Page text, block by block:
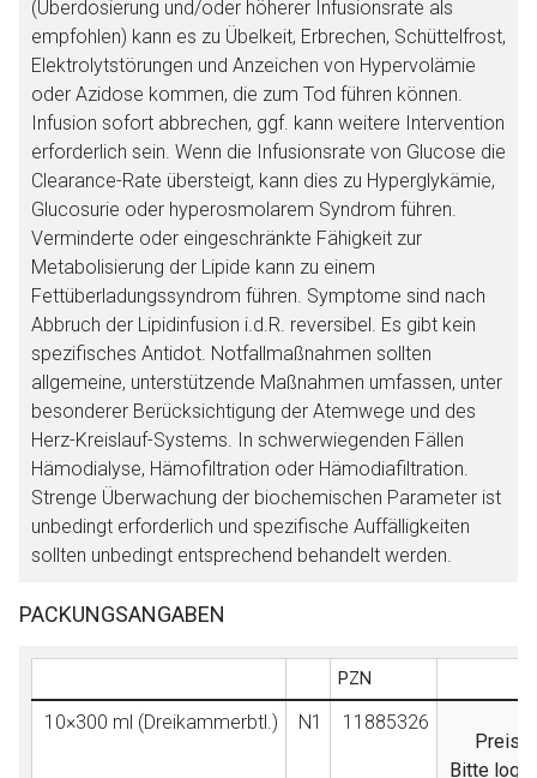
(Überdosierung und/oder höherer Infusionsrate als
empfohlen) kann es zu Übelkeit, Erbrechen, Schüttelfrost,
Elektrolytstörungen und Anzeichen von Hypervolämie
oder Azidose kommen, die zum Tod führen können.
Infusion sofort abbrechen, ggf. kann weitere Intervention
erforderlich sein. Wenn die Infusionsrate von Glucose die
Clearance-Rate übersteigt, kann dies zu Hyperglykämie,
Glucosurie oder hyperosmolarem Syndrom führen.
Verminderte oder eingeschränkte Fähigkeit zur
Metabolisierung der Lipide kann zu einem
Fettüberladungssyndrom führen. Symptome sind nach
Abbruch der Lipidinfusion i.d.R. reversibel. Es gibt kein
spezifisches Antidot. Notfallmaßnahmen sollten
allgemeine, unterstützende Maßnahmen umfassen, unter
besonderer Berücksichtigung der Atemwege und des
Herz-Kreislauf-Systems. In schwerwiegenden Fällen
Hämodialyse, Hämofiltration oder Hämodiafiltration.
Strenge Überwachung der biochemischen Parameter ist
unbedingt erforderlich und spezifische Auffälligkeiten
sollten unbedingt entsprechend behandelt werden.
PACKUNGSANGABEN
PZN
10×300 ml (Dreikammerbtl.) N1
11885326
Bitte